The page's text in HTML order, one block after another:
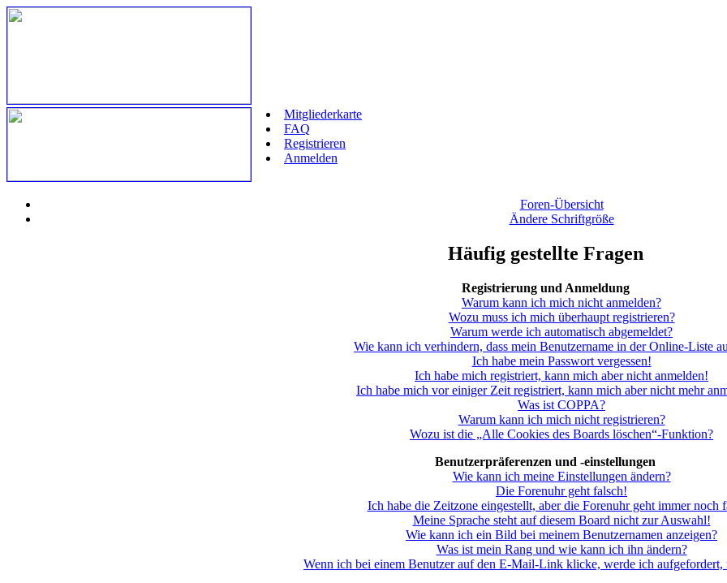
Mitgliederkarte
FAQ
Registrieren
Anmelden
Foren-Übersicht
Ändere Schriftgröße
Häufig gestellte Fragen
Registrierung und Anmeldung
Warum kann ich mich nicht anmelden?
Wozu muss ich mich überhaupt registrieren?
Warum werde ich automatisch abgemeldet?
Wie kann ich verhindern, dass mein Benutzername in der Online-Liste
Ich habe mein Passwort vergessen!
Ich habe mich registriert, kann mich aber nicht anmelden!
Ich habe mich vor einiger Zeit registriert, kann mich aber nicht mehr
Was ist COPPA?
Warum kann ich mich nicht registrieren?
Wozu ist die „Alle Cookies des Boards löschen“-Funktion?
Benutzerpräferenzen und -einstellungen
Wie kann ich meine Einstellungen ändern?
Die Forenuhr geht falsch!
Ich habe die Zeitzone eingestellt, aber die Forenuhr geht immer noch
Meine Sprache steht auf diesem Board nicht zur Auswahl!
Wie kann ich ein Bild bei meinem Benutzernamen anzeigen?
Was ist mein Rang und wie kann ich ihn ändern?
Wenn ich bei einem Benutzer auf den E-Mail-Link klicke, werde ich aufgefordert,